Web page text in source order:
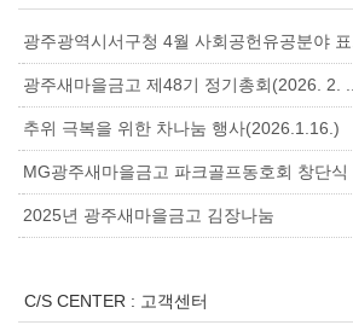
광주광역시서구청 4월 사회공헌유공분야 표..
광주새마을금고 제48기 정기총회(2026. 2. ..
추위 극복을 위한 차나눔 행사(2026.1.16.)
MG광주새마을금고 파크골프동호회 창단식
2025년 광주새마을금고 김장나눔
C/S CENTER : 고객센터